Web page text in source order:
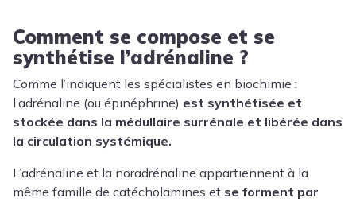
Comment se compose et se
synthétise l’adrénaline ?
Comme l’indiquent les spécialistes en biochimie :
l’adrénaline (ou épinéphrine) est synthétisée et
stockée dans la médullaire surrénale et libérée dans
la circulation systémique.
L’adrénaline et la noradrénaline appartiennent à la
même famille de catécholamines et se forment par